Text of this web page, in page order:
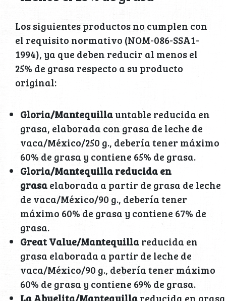
Los siguientes productos no cumplen con
el requisito normativo (NOM-086-SSA1-
1994), ya que deben reducir al menos el
25% de grasa respecto a su producto
original:
Gloria/Mantequillauntable reducida en
grasa, elaborada con grasa de leche de
vaca/México/250 g., debería tener máximo
60% de grasa y contiene 65% de grasa.
Gloria/Mantequilla reducida en
grasaelaborada a partir de grasa de leche
de vaca/México/90 g., debería tener
máximo 60% de grasa y contiene 67% de
grasa.
Great Value/Mantequillareducida en
grasa elaborada a partir de leche de
vaca/México/90 g., debería tener máximo
60% de grasa y contiene 69% de grasa.
La Abuelita/Mantequillareducida en grasa